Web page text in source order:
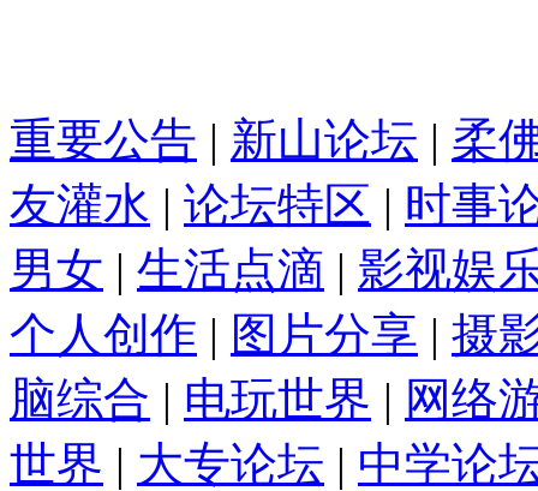
重要公告 | 新山论坛 | 柔
友灌水 | 论坛特区 | 时事
男女 | 生活点滴 | 影视娱
个人创作 | 图片分享 | 摄
脑综合 | 电玩世界 | 网络
世界 | 大专论坛 | 中学论